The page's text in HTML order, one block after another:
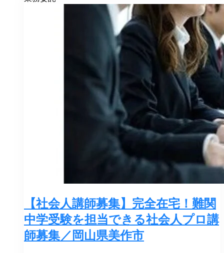
【社会人講師募集】完全在宅！難関
中学受験を担当できる社会人プロ講
師募集／岡山県美作市